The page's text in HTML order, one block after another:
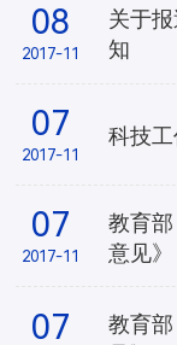
08
2017-11
关于
知
07
2017-11
科技工
07
2017-11
教育
意见》
07
教育